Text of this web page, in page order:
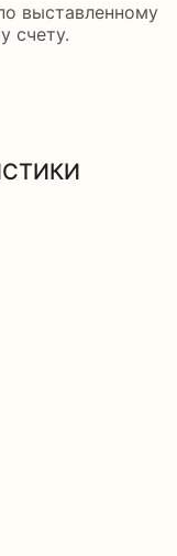
выставленному
счету.